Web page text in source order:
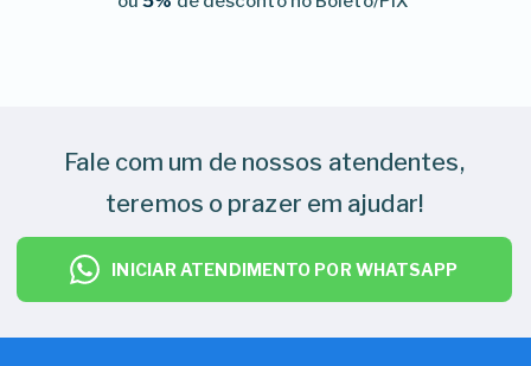
Fale com um de nossos atendentes,
teremos o prazer em ajudar!
INICIAR ATENDIMENTO POR WHATSAPP